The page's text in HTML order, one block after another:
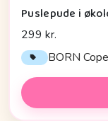
299 kr.
BORN